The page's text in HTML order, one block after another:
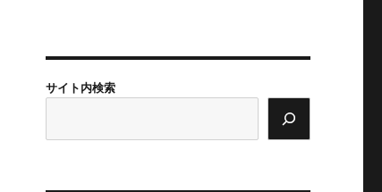
サイト内検索